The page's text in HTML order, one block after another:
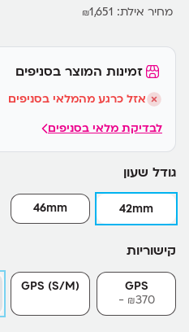
מחיר אילת: ₪1,651
זמינות המוצר בסניפים
אזל כרגע מהמלאי בסניפים
לבדיקת מלאי בסניפים
גודל שעון
42mm
46mm
קישוריות
GPS
₪370-
GPS (S/M)